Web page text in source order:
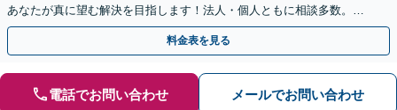
あなたが真に望む解決を目指します！法人・個人ともに相談多数。細
やかな連絡と粘り強い交渉を徹底【休日・夜間相談可】
料金表を見る
電話でお問い合わせ メールでお問い合わせ